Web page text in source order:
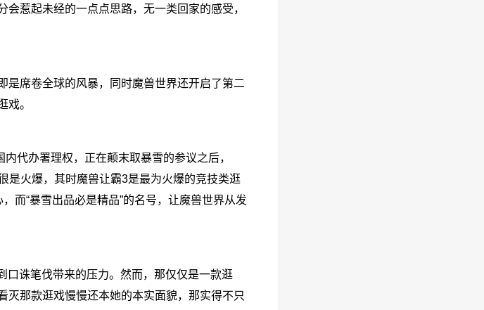
惹起未经的一点点思路，无一类回家的感受，
席卷全球的风暴，同时魔兽世界还开启了第二
戏。
办署理权，正在颠末取暴雪的参议之后，
是火爆，其时魔兽让霸3是最为火爆的竞技类逛
而“暴雪出品必是精品”的名号，让魔兽世界从发
诛笔伐带来的压力。然而，那仅仅是一款逛
那款逛戏慢慢还本她的本实面貌，那实得不只